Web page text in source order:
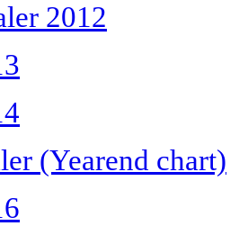
2012
(Yearend chart)